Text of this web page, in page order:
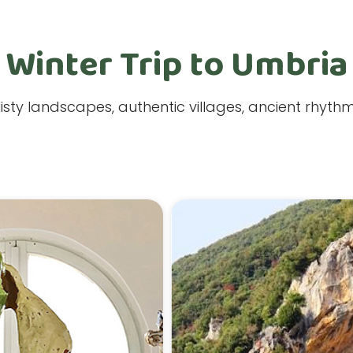
Winter Trip to Umbria
landscapes, authentic villages, ancient